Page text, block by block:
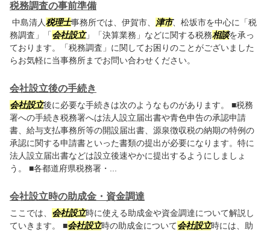
税務調査の事前準備
中島清人税理士事務所では、伊賀市、 津市、松坂市を中心に「税
務調査」「会社設立」「決算業務」などに関する税務相談を承っ
ております。「税務調査」に関してお困りのことがございました
らお気軽に当事務所までお問い合わせください。
会社設立後の手続き
会社設立後に必要な手続きは次のようなものがあります。 ■税務
署への手続き税務署へは法人設立届出書や青色申告の承認申請
書、給与支払事務所等の開設届出書、源泉徴収税の納期の特例の
承認に関する申請書といった書類の提出が必要になります。特に
法人設立届出書などは設立後速やかに提出するようにしましょ
う。 ■各都道府県税務署・...
会社設立時の助成金・資金調達
ここでは、 会社設立時に使える助成金や資金調達について解説し
ていきます。 ■会社設立時の助成金について会社設立時には、助